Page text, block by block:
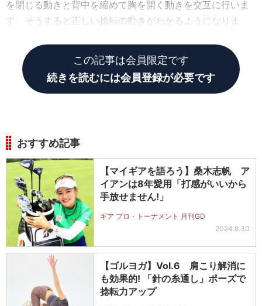
を閉じる動きと背中を縮めて胸を開く動きを交互に行いま
す。そうすると正しい捻転の動きがわかるようになりま
この記事は会員限定です
続きを読むには会員登録が必要です
おすすめ記事
【マイギアを語ろう】桑木志帆 ア
イアンは8年愛用「打感がいいから
手放せません!」
ギア プロ・トーナメント 月刊GD
2024.8.30
【ゴルヨガ】Vol.6 肩こり解消に
も効果的! 「針の糸通し」ポーズで
捻転力アップ